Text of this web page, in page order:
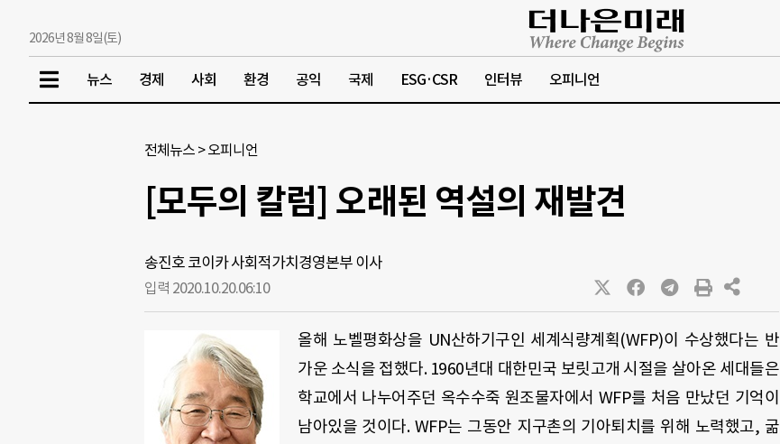
2026년 8월 8일(토)
뉴스 경제 사회 환경 공익 국제 ESG·CSR 인터뷰 오피니언
전체뉴스 >오피니언
[모두의 칼럼] 오래된 역설의 재발견
송진호 코이카 사회적가치경영본부 이사
입력 2020.10.20.06:10
올해 노벨평화상을 UN산하기구인 세계식량계획(WFP)이 수상했다는 반
가운 소식을 접했다. 1960년대 대한민국 보릿고개 시절을 살아온 세대들은
학교에서 나누어주던 옥수수죽 원조물자에서 WFP를 처음 만났던 기억이
남아있을 것이다. WFP는 그동안 지구촌의 기아퇴치를 위해 노력했고, 굶